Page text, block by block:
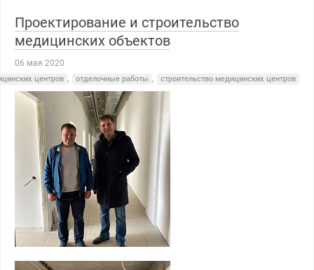
Проектирование и строительство
медицинских объектов
06 мая 2020
центров , отделочные работы , строительство медицинских центров